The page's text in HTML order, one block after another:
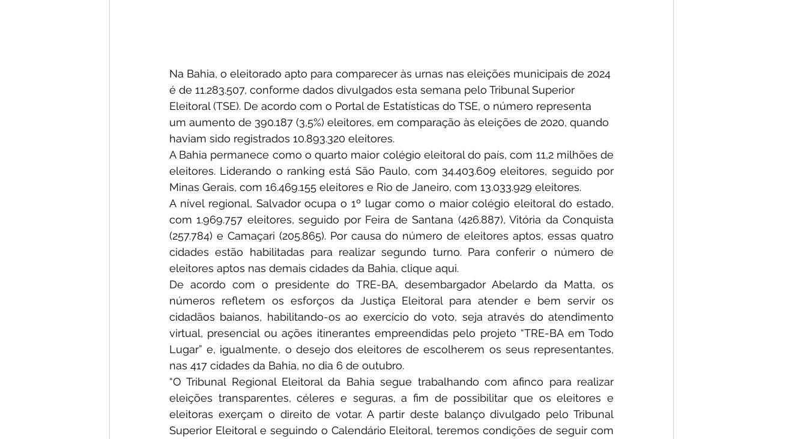
Na Bahia, o eleitorado apto para comparecer às urnas nas eleições municipais de 2024
é de 11.283.507, conforme dados divulgados esta semana pelo Tribunal Superior
Eleitoral (TSE). De acordo com o Portal de Estatísticas do TSE, o número representa
um aumento de 390.187 (3,5%) eleitores, em comparação às eleições de 2020, quando
haviam sido registrados 10.893.320 eleitores.
A Bahia permanece como o quarto maior colégio eleitoral do país, com 11,2 milhões de
eleitores. Liderando o ranking está São Paulo, com 34.403.609 eleitores, seguido por
Minas Gerais, com 16.469.155 eleitores e Rio de Janeiro, com 13.033.929 eleitores.
A nível regional, Salvador ocupa o 1º lugar como o maior colégio eleitoral do estado,
com 1.969.757 eleitores, seguido por Feira de Santana (426.887), Vitória da Conquista
(257.784) e Camaçari (205.865). Por causa do número de eleitores aptos, essas quatro
cidades estão habilitadas para realizar segundo turno. Para conferir o número de
eleitores aptos nas demais cidades da Bahia, clique aqui.
De acordo com o presidente do TRE-BA, desembargador Abelardo da Matta, os
números refletem os esforços da Justiça Eleitoral para atender e bem servir os
cidadãos baianos, habilitando-os ao exercício do voto, seja através do atendimento
virtual, presencial ou ações itinerantes empreendidas pelo projeto “TRE-BA em Todo
Lugar” e, igualmente, o desejo dos eleitores de escolherem os seus representantes,
nas 417 cidades da Bahia, no dia 6 de outubro.
“O Tribunal Regional Eleitoral da Bahia segue trabalhando com afinco para realizar
eleições transparentes, céleres e seguras, a fim de possibilitar que os eleitores e
eleitoras exerçam o direito de votar. A partir deste balanço divulgado pelo Tribunal
Superior Eleitoral e seguindo o Calendário Eleitoral, teremos condições de seguir com